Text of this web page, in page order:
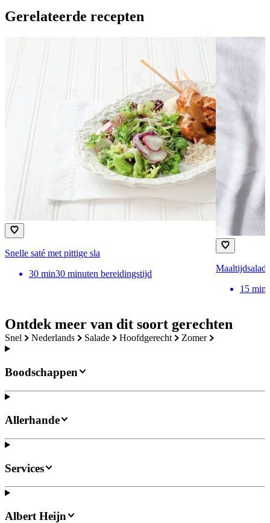
Ontdek meer van dit soort gerechten
snel nederlands salade hoofdgerecht zomer
Gerelateerde recepten
Snelle saté met pittige sla
30 min30 minuten bereidingstijd
15 min
Boodschappen
Allerhande
Services
Albert Heijn